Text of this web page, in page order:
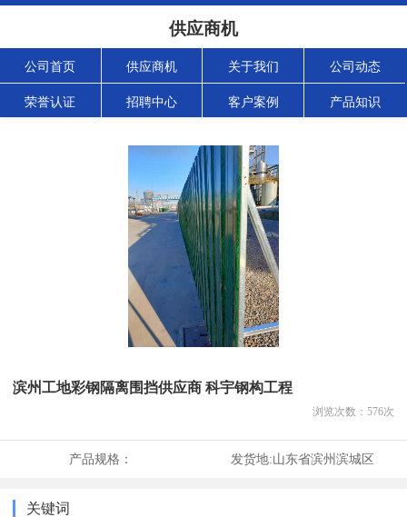
供应商机
公司首页 供应商机 关于我们 公司动态
荣誉认证 招聘中心 客户案例 产品知识
滨州工地彩钢隔离围挡供应商 科宇钢构工程
浏览次数： 576次
产品规格： 发货地:山东省滨州滨城区
关键词